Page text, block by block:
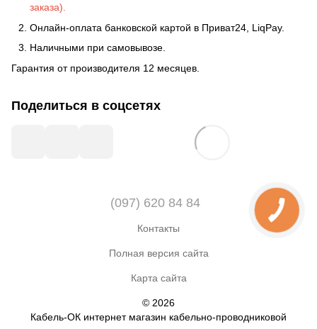
заказа).
Онлайн-оплата банковской картой в Приват24, LiqPay.
Наличными при самовывозе.
Гарантия от производителя 12 месяцев.
Поделиться в соцсетях
(097) 620 84 84
Контакты
Полная версия сайта
Карта сайта
© 2026
Кабель-ОК интернет магазин кабельно-проводниковой